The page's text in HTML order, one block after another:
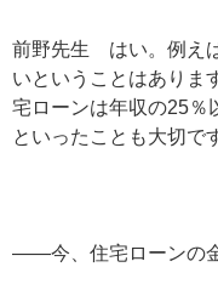
前野先生 はい。例え
いということはありま
宅ローンは年収の25％
といったことも大切で
——今、住宅ローンの